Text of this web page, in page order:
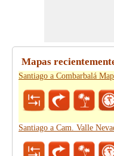
Mapas
Santiago a Combarbalá
Santiago a Cam. Valle